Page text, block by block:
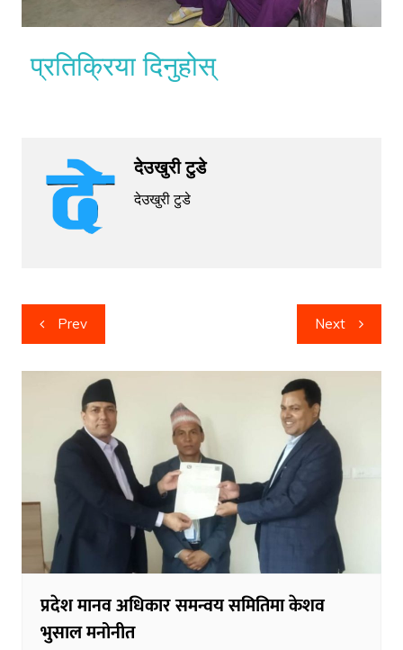
प्रतिक्रिया दिनुहोस्
देउखुरी टुडे
देउखुरी टुडे
Post
navigation
Prev Next
प्रदेश मानव अधिकार समन्वय समितिमा केशव
भुसाल मनोनीत